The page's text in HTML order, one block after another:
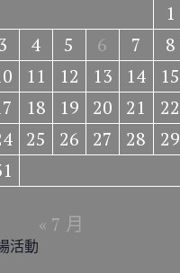
1
4 5 6 7
8
11 12 13 14
15
18 19 20 21
22
25 26 27 28
29
« 7 月
活動